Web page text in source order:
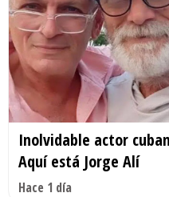
Inolvidable actor
Aquí está Jorge Alí
Hace 1 día